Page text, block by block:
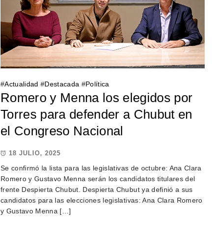
#Actualidad #Destacada #Política
Romero y Menna los elegidos por
Torres para defender a Chubut en
el Congreso Nacional
18 JULIO, 2025
Se confirmó la lista para las legislativas de octubre: Ana Clara
Romero y Gustavo Menna serán los candidatos titulares del
frente Despierta Chubut. Despierta Chubut ya definió a sus
candidatos para las elecciones legislativas: Ana Clara Romero
y Gustavo Menna […]